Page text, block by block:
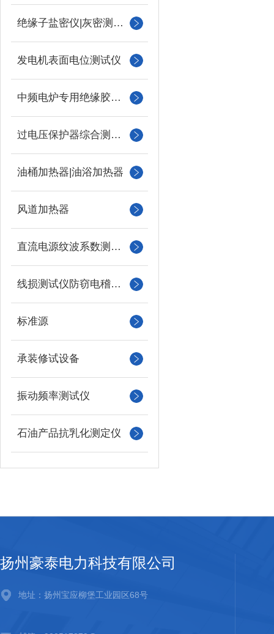
绝缘子盐密仪|灰密测试仪
发电机表面电位测试仪
中频电炉专用绝缘胶木柱
过电压保护器综合测试仪
油桶加热器|油浴加热器
风道加热器
直流电源纹波系数测试仪
线损测试仪防窃电稽查仪
标准源
承装修试设备
振动频率测试仪
石油产品抗乳化测定仪
扬州豪泰电力科技有限公司
地址：扬州宝应柳堡工业园区68号